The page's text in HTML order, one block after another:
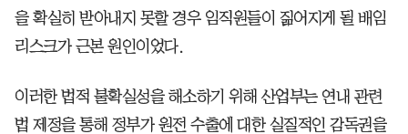
을 확실히 받아내지 못할 경우 임직원들이 짊어지게 될 배임
리스크가 근본 원인이었다.
이러한 법적 불확실성을 해소하기 위해 산업부는 연내 관련
법 제정을 통해 정부가 원전 수출에 대한 실질적인 감독권을